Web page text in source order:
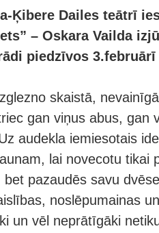
Ķibere Dailes teātrī
– Oskara Vailda
piedzīvos 3.februārī
skaistā,
gan viņus abus, gan
audekla iemiesotais
lai novecotu tikai
pazaudēs savu
noslēpumainas
un vēl neprātīgāki